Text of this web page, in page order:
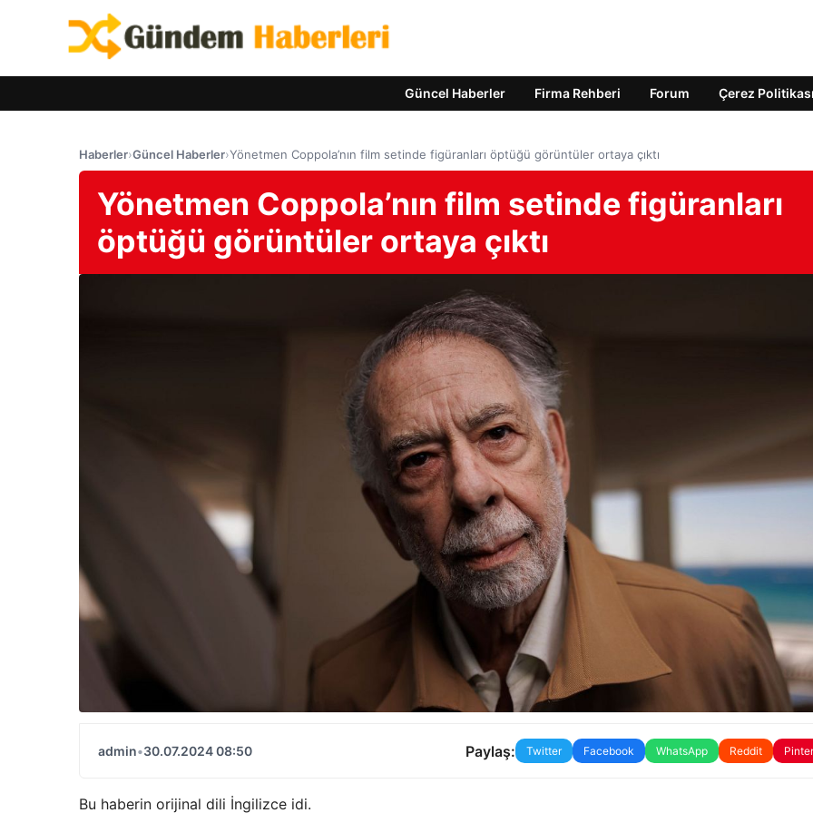
Güncel Haberler Firma Rehberi Forum Çerez Politikası
Haberler›Güncel Haberler›Yönetmen Coppola’nın film setinde figüranları öptüğü görüntüler ortaya çıktı
Yönetmen Coppola’nın film setinde figüranları
öptüğü görüntüler ortaya çıktı
admin•30.07.2024 08:50 Paylaş: Twitter Facebook WhatsApp Reddit
Bu haberin orijinal dili İngilizce idi.